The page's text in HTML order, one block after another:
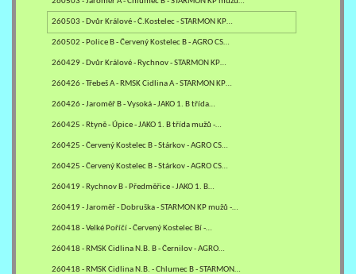
260503 - Dvůr Králové - Č.Kostelec - STARMON KP…
260502 - Police B - Červený Kostelec B - AGRO CS…
260429 - Dvůr Králové - Rychnov - STARMON KP…
260426 - Třebeš A - RMSK Cidlina A - STARMON KP…
260426 - Jaroměř B - Vysoká - JAKO 1. B třída…
260425 - Rtyně - Úpice - JAKO 1. B třída mužů -…
260425 - Červený Kostelec B - Stárkov - AGRO CS…
260425 - Červený Kostelec B - Stárkov - AGRO CS…
260419 - Rychnov B - Předměřice - JAKO 1. B…
260419 - Jaroměř - Dobruška - STARMON KP mužů -…
260418 - Velké Poříčí - Červený Kostelec Bí -…
260418 - RMSK Cidlina N.B. B - Černilov - AGRO…
260418 - RMSK Cidlina N.B. - Chlumec B - STARMON…